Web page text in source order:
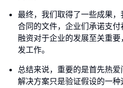
最终，我们取得了一些成果
合同的文件，企业们承诺支
融资对于企业的发展至关重
发工作。
总结来说，重要的是首先热爱
解决方案只是验证假设的一